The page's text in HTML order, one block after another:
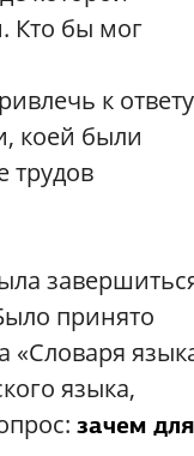
Кто бы мог
к ответу
коей были
трудов
принято
«Словаря
языка,
зачем для